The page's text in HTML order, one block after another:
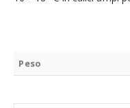
Peso